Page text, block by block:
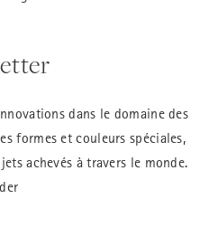
dans le domaine des
formes et couleurs spéciales,
achevés à travers le monde.